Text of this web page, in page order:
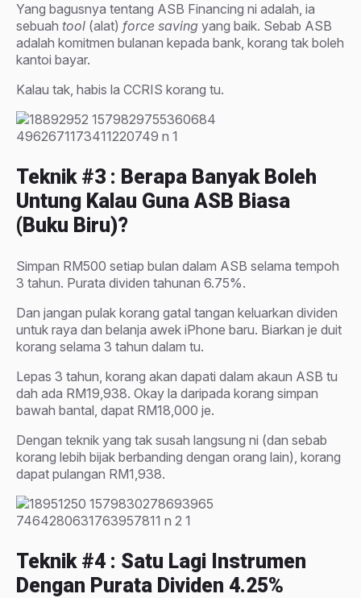
Yang bagusnya tentang ASB Financing ni adalah, ia
sebuah tool (alat) force saving yang baik. Sebab ASB
adalah komitmen bulanan kepada bank, korang tak boleh
kantoi bayar.
Kalau tak, habis la CCRIS korang tu.
Teknik #3 : Berapa Banyak Boleh
Untung Kalau Guna ASB Biasa
(buku Biru)?
Simpan RM500 setiap bulan dalam ASB selama tempoh
3 tahun. Purata dividen tahunan 6.75%.
Dan jangan pulak korang gatal tangan keluarkan dividen
untuk raya dan belanja awek iPhone baru. Biarkan je duit
korang selama 3 tahun dalam tu.
Lepas 3 tahun, korang akan dapati dalam akaun ASB tu
dah ada RM19,938. Okay la daripada korang simpan
bawah bantal, dapat RM18,000 je.
Dengan teknik yang tak susah langsung ni (dan sebab
korang lebih bijak berbanding dengan orang lain), korang
dapat pulangan RM1,938.
Teknik #4 : Satu Lagi Instrumen
Dengan Purata Dividen 4.25%